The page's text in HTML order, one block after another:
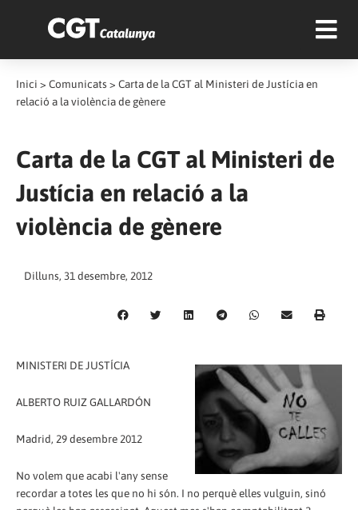
Inici > Comunicats > Carta de la CGT al Ministeri de Justícia en
relació a la violència de gènere
Carta de la CGT al Ministeri de
Justícia en relació a la
violència de gènere
Dilluns, 31 desembre, 2012
MINISTERI DE JUSTÍCIA
ALBERTO RUIZ GALLARDÓN
Madrid, 29 desembre 2012
No volem que acabi l'any sense
recordar a totes les que no hi són. I no perquè elles vulguin, sinó